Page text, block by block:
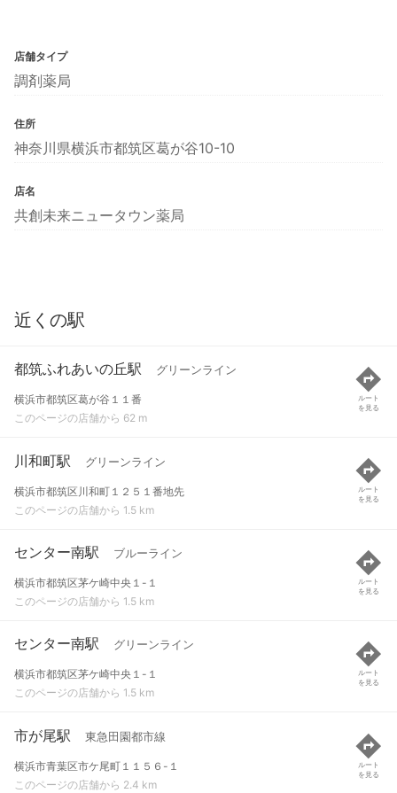
店舗タイプ
調剤薬局
住所
神奈川県横浜市都筑区葛が谷10-10
店名
共創未来ニュータウン薬局
近くの駅
都筑ふれあいの丘駅 グリーンライン
横浜市都筑区葛が谷１１番
このページの店舗から 62 m
ルート
を見る
川和町駅 グリーンライン
横浜市都筑区川和町１２５１番地先
このページの店舗から 1.5 km
ルート
を見る
センター南駅 ブルーライン
横浜市都筑区茅ケ崎中央１-１
このページの店舗から 1.5 km
ルート
を見る
センター南駅 グリーンライン
横浜市都筑区茅ケ崎中央１-１
このページの店舗から 1.5 km
ルート
を見る
市が尾駅 東急田園都市線
横浜市青葉区市ケ尾町１１５６-１
このページの店舗から 2.4 km
ルート
を見る